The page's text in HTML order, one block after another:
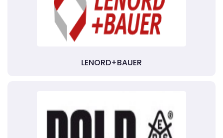
LENORD+BAUER